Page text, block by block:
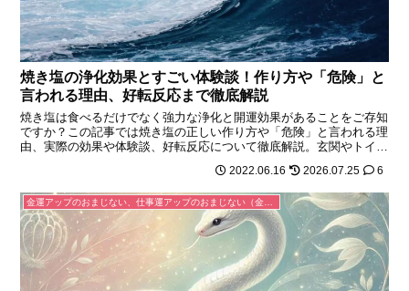
焼き塩の浄化効果とすごい体験談！作り方や「危険」と
言われる理由、好転反応まで徹底解説
焼き塩は食べるだけでなく強力な浄化と開運効果があることをご存知
ですか？この記事では焼き塩の正しい作り方や「危険」と言われる理
由、実際の効果や体験談、好転反応について徹底解説。玄関やトイレ
2022.06.16 2026.07.25 6
金運アップのおまじない、仕事運アップのおまじない（金運が上がる、お金を引き寄せる、仕事がうまくいく）